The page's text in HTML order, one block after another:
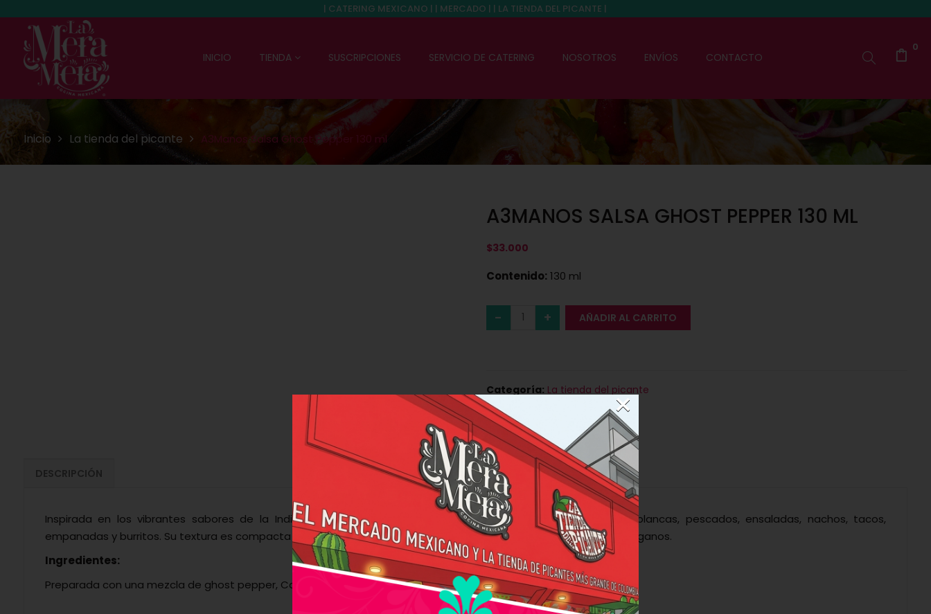
| CATERING MEXICANO | | MERCADO | | LA TIENDA DEL PICANTE |
INICIO TIENDA SUSCRIPCIONES SERVICIO DE CATERING NOSOTROS ENVÍOS CONTACTO
0
Inicio La tienda del picante A3Manos Salsa Ghost Pepper 130 ml
A3MANOS SALSA GHOST PEPPER 130 ML
$33.000
Contenido:130 ml
AÑADIR AL CARRITO
Categoría: La tienda del picante
DESCRIPCIÓN
Inspirada en los vibrantes sabores de la India. Ideal para acompañar papas fritas, hamburguesas, carnes blancas, pescados, ensaladas, nachos, tacos,
empanadas y burritos. Su textura es compacta y cremosa. Sin colorantes ni saborizantes artificiales. Apta para veganos.
Ingredientes:
Preparada con una mezcla de ghost pepper, Carolina Reaper, tomates y finas especias indias.
×